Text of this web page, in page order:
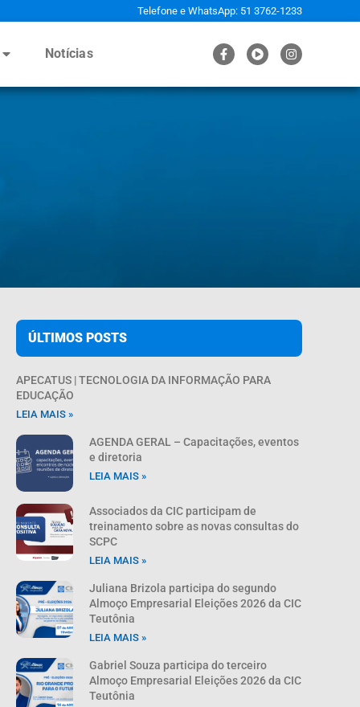
Telefone e WhatsApp: 51 3762-1233
Notícias
ÚLTIMOS POSTS
APECATUS | TECNOLOGIA DA INFORMAÇÃO PARA
EDUCAÇÃO
LEIA MAIS »
AGENDA GERAL – Capacitações, eventos
e diretoria
LEIA MAIS »
Associados da CIC participam de
treinamento sobre as novas consultas do
SCPC
LEIA MAIS »
Juliana Brizola participa do segundo
Almoço Empresarial Eleições 2026 da CIC
Teutônia
LEIA MAIS »
Gabriel Souza participa do terceiro
Almoço Empresarial Eleições 2026 da CIC
Teutônia